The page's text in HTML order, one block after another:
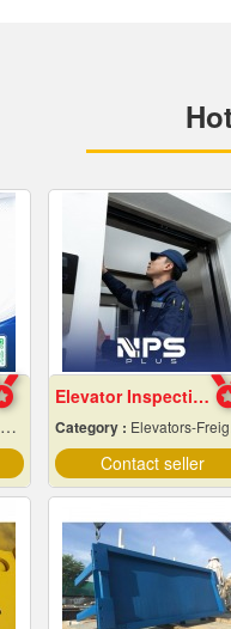
Elevator Inspection and Maintenance Services
Category : Elevators-Freight & Passenger
Contact seller